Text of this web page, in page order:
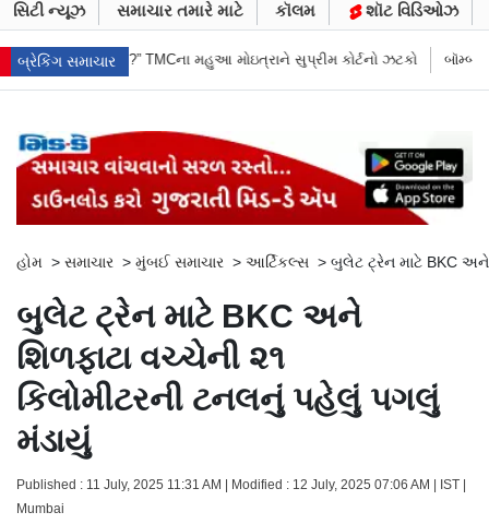
સિટી ન્યૂઝ સમાચાર તમારે માટે કૉલમ શૉટ વિડિઓઝ
બ્રેકિંગ સમાચાર
સુપ્રીમ કોર્ટનો ઝટકો બૉમ્બની ધમકી બાદ મુંબઈમાં હાઈ ઍલર્ટ:
હોમ > સમાચાર > મુંબઈ સમાચાર > આર્ટિકલ્સ > બુલેટ ટ્રેન માટે BKC અને
બુલેટ ટ્રેન માટે BKC અને
શિળફાટા વચ્ચેની ૨૧
કિલોમીટરની ટનલનું પહેલું પગલું
મંડાયું
Published : 11 July, 2025 11:31 AM | Modified : 12 July, 2025 07:06 AM | IST |
Mumbai